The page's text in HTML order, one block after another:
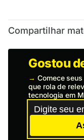
Compartilhar
Gostou
→ Comece
que rola de
tecnologia em